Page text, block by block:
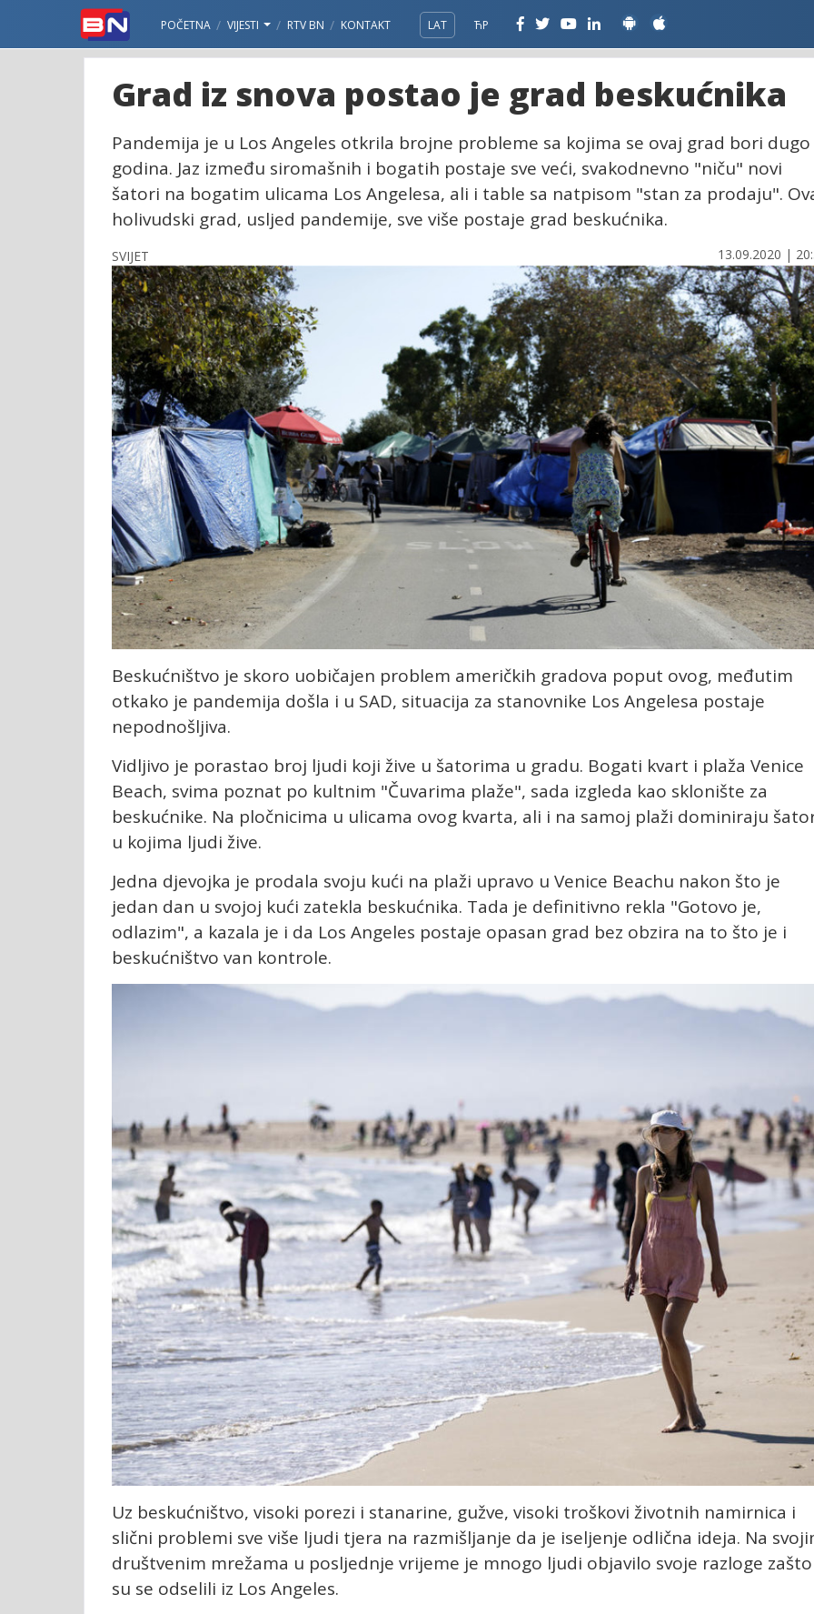
POČETNA VIJESTI RTV BN KONTAKT LAT ЋР
Grad iz snova postao je grad beskućnika
Pandemija je u Los Angeles otkrila brojne probleme sa kojima se ovaj grad bori dugo
godina. Jaz između siromašnih i bogatih postaje sve veći, svakodnevno "niču" novi
šatori na bogatim ulicama Los Angelesa, ali i table sa natpisom "stan za prodaju".
holivudski grad, usljed pandemije, sve više postaje grad beskućnika.
SVIJET 13.09.2020 |
Beskućništvo je skoro uobičajen problem američkih gradova poput ovog, međutim
otkako je pandemija došla i u SAD, situacija za stanovnike Los Angelesa postaje
nepodnošljiva.
Vidljivo je porastao broj ljudi koji žive u šatorima u gradu. Bogati kvart i plaža Venice
Beach, svima poznat po kultnim "Čuvarima plaže", sada izgleda kao sklonište za
beskućnike. Na pločnicima u ulicama ovog kvarta, ali i na samoj plaži dominiraju
u kojima ljudi žive.
Jedna djevojka je prodala svoju kući na plaži upravo u Venice Beachu nakon što je
jedan dan u svojoj kući zatekla beskućnika. Tada je definitivno rekla "Gotovo je,
odlazim", a kazala je i da Los Angeles postaje opasan grad bez obzira na to što je i
beskućništvo van kontrole.
Uz beskućništvo, visoki porezi i stanarine, gužve, visoki troškovi životnih namirnica i
slični problemi sve više ljudi tjera na razmišljanje da je iseljenje odlična ideja. Na
društvenim mrežama u posljednje vrijeme je mnogo ljudi objavilo svoje razloge zašto
su se odselili iz Los Angeles.